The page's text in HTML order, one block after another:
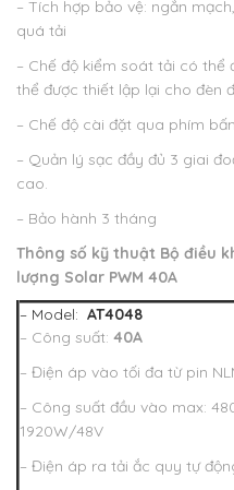
– Tích hợp bảo vệ: ngắn
quá tải
– Chế độ kiểm soát tải có thể
thể được thiết lập lại cho đèn
– Chế độ cài đặt qua phím
– Quản lý sạc đầy đủ 3 giai
cao.
– Bảo hành 3 tháng
Thông số kỹ thuật Bộ điều
lượng Solar PWM 40A
– Model: AT4048
– Công suất: 40A
– Điện áp vào tối đa từ pin
– Công suất đầu vào max:
1920W/48V
– Điện áp ra tải ắc quy tự